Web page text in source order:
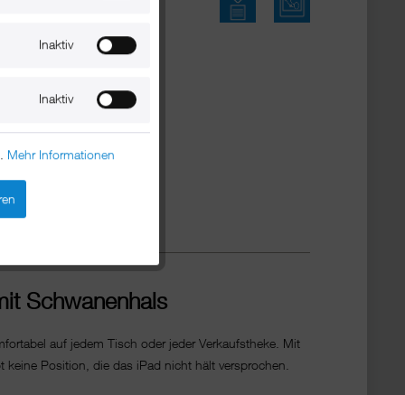
Schwanenhals
auf jedem Tisch oder jeder Verkaufstheke. Mit
Position, die das iPad nicht hält versprochen.
Inaktiv
Inaktiv
Mehr Informationen